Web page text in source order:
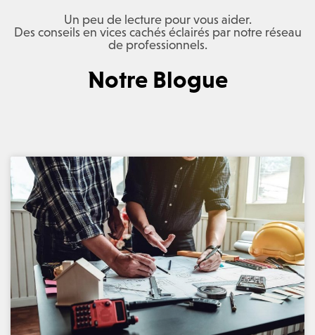
Un peu de lecture pour vous aider.
Des conseils en vices cachés éclairés par notre réseau
de professionnels.
Notre Blogue